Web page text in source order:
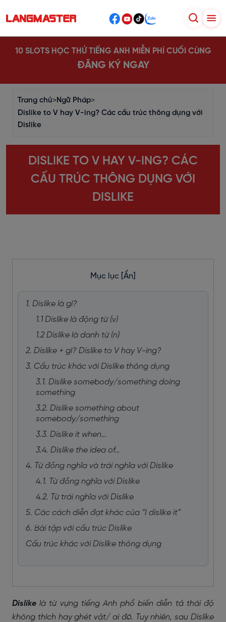
10 SLOTS HỌC THỬ TIẾNG ANH MIỄN PHÍ CUỐI CÙNG
ĐĂNG KÝ NGAY
Trang chủ>Ngữ Pháp>
Dislike to V hay V-ing? Các cấu trúc thông dụng với
Dislike
DISLIKE TO V HAY V-ING? CÁC
CẤU TRÚC THÔNG DỤNG VỚI
DISLIKE
Mục lục [Ẩn]
1. Dislike là gì?
1.1 Dislike là động từ (v)
1.2 Dislike là danh từ (n)
2. Dislike + gì? Dislike to V hay V-ing?
3. Cấu trúc khác với Dislike thông dụng
3.1. Dislike somebody/something doing
something
3.2. Dislike something about
somebody/something
3.3. Dislike it when…
3.4. Dislike the idea of…
4. Từ đồng nghĩa và trái nghĩa với Dislike
4.1. Từ đồng nghĩa với Dislike
4.2. Từ trái nghĩa với Dislike
5. Các cách diễn đạt khác của “I dislike it”
6. Bài tập với cấu trúc Dislike
Cấu trúc khác với Dislike thông dụng
Dislike là từ vựng tiếng Anh phổ biến diễn tả thái độ
không thích hay ghét vật/ ai đó. Tuy nhiên, sau Dislike